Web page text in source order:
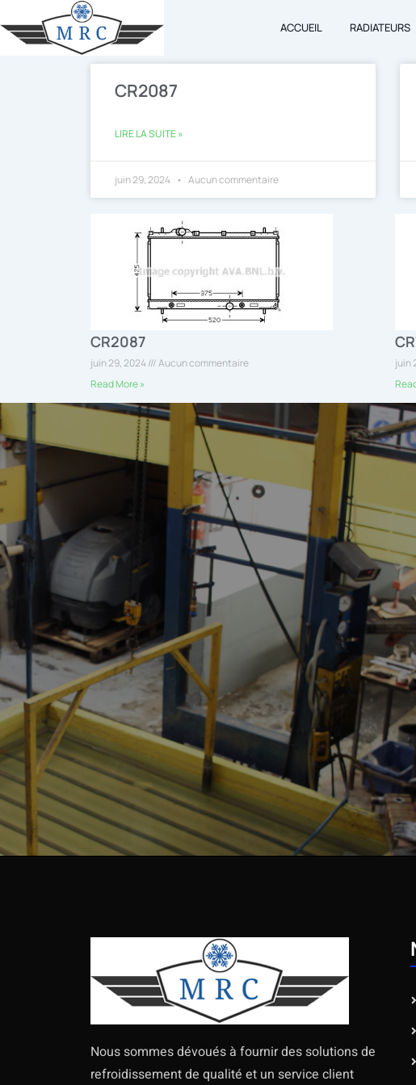
au
ACCUEIL RADIATEURS
CR2087
LIRE LA SUITE »
juin 29, 2024 Aucun commentaire
CR2087
juin 29, 2024
Aucun commentaire
Read More »
juin
Nous sommes dévoués à fournir des solutions de
refroidissement de qualité et un service client